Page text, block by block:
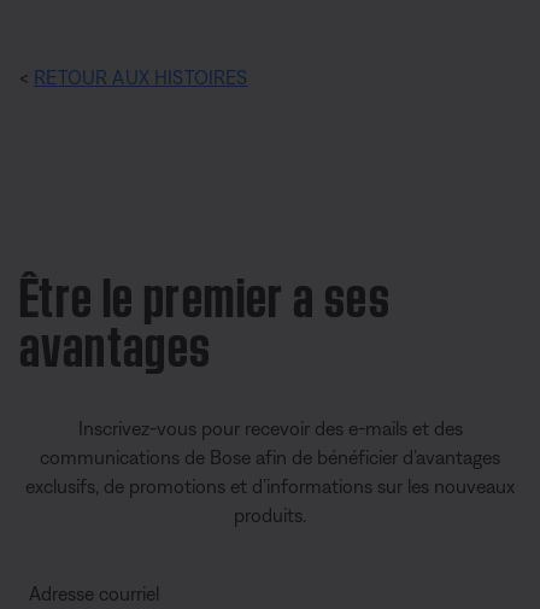
< RETOUR AUX HISTOIRES
Être le premier a ses
avantages
Inscrivez-vous pour recevoir des e-mails et des
communications de Bose afin de bénéficier d’avantages
exclusifs, de promotions et d’informations sur les nouveaux
produits.
Adresse courriel